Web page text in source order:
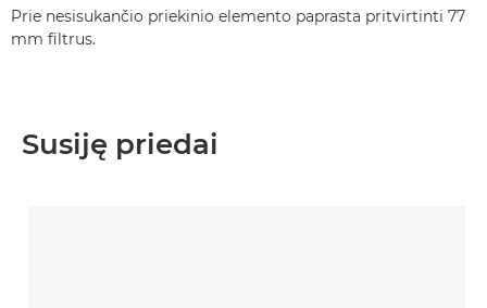
Prie nesisukančio priekinio elemento paprasta pritvirtinti 77
mm filtrus.
Susiję priedai